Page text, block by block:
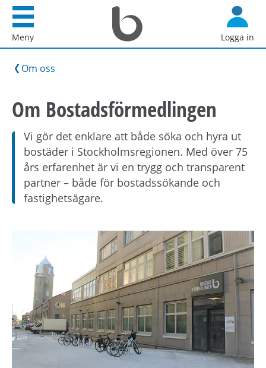
d
k
t
i
l
l
n
e
å
t
Meny
Startsida
Bostadsförmedlingen
i
Logga in
Om oss
Om Bostadsförmedlingen
Vi gör det enklare att både söka och hyra ut
bostäder i Stockholmsregionen. Med över 75
års erfarenhet är vi en trygg och transparent
partner – både för bostadssökande och
fastighetsägare.